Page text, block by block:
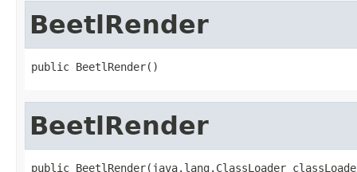
BeetlRender
public BeetlRender()
BeetlRender
public BeetlRender(java.lang.ClassLoader